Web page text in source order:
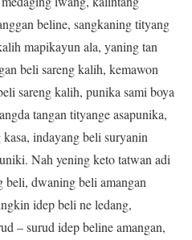
beline, sangkaning tityang
mapikayun ala, yaning tan
beli sareng kalih, kemawon
sareng kalih, punika sami boya
tangan tityange asapunika,
indayang beli suryanin
Nah yening keto tatwan adi
beli, dwaning beli amangan
idep beli ne ledang,
– surud idep beline amangan,